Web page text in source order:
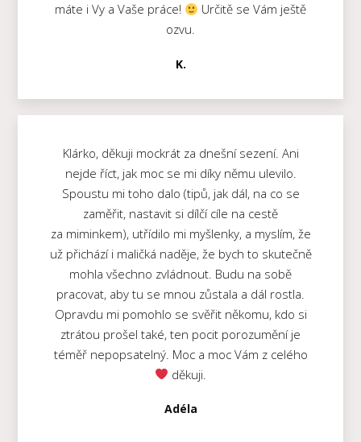
máte i Vy a Vaše práce!
Určitě se Vám ještě
ozvu.
K.
Klárko, děkuji mockrát za dnešní sezení. Ani
nejde říct, jak moc se mi díky němu ulevilo.
Spoustu mi toho dalo (tipů, jak dál, na co se
zaměřit, nastavit si dílčí cíle na cestě
za miminkem), utřídilo mi myšlenky, a myslím, že
už přichází i maličká naděje, že bych to skutečně
mohla všechno zvládnout. Budu na sobě
pracovat, aby tu se mnou zůstala a dál rostla.
Opravdu mi pomohlo se svěřit někomu, kdo si
ztrátou prošel také, ten pocit porozumění je
téměř nepopsatelný. Moc a moc Vám z celého
děkuji.
Adéla